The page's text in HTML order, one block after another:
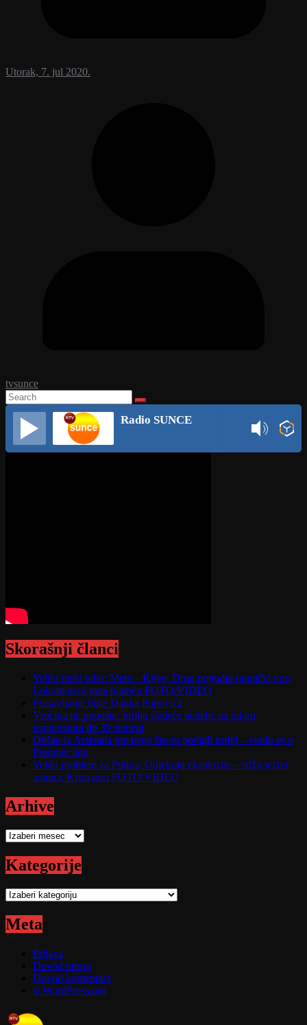
Utorak, 7. jul 2020.
tvsunce
Radio SUNCE
Skorašnji članci
Veliki ruski udar: Meta – Kijev; Dron pogodio putnički voz;
Lokomotivu guta plamen FOTO/VIDEO
Postavljanje biste Danka Popovića
Vrućina ne popušta: Srbija sledeće nedelje na udaru
temperatura do 39 stepeni
Otišao iz Arsenala pre nego što su podigli trofej – vratio se u
Premijer ligu
Veliki problem za Putina; Odjekuju eksplozije – stižu jezivi
snimci; Krim gori FOTO/VIDEO
Arhive
Arhive
Kategorije
Kategorije
Meta
Prijava
Dovod unosa
Dovod komentara
sr.WordPress.org